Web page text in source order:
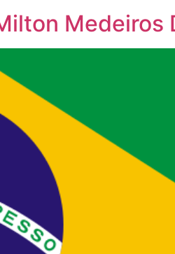
Medeiros